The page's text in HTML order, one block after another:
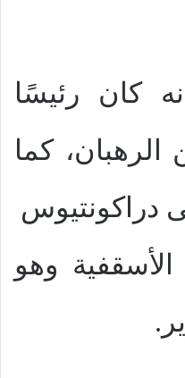
كان رئيسًا
كما
دراكونتيوس
وهو